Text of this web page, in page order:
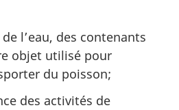
l’eau, des contenants
objet utilisé pour
du poisson;
des activités de